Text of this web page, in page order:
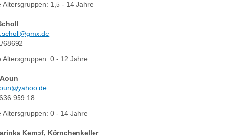
Altersgruppen: 1,5 - 14 Jahre
68692
Altersgruppen: 0 - 12 Jahre
Aoun
959 18
Altersgruppen: 0 - 14 Jahre
Kempf, Körnchenkeller